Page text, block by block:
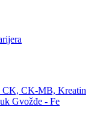
CK, CK-MB, Kreatin
Gvožđe - Fe